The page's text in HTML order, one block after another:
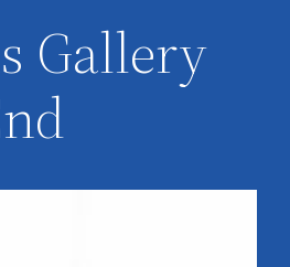
Gallery